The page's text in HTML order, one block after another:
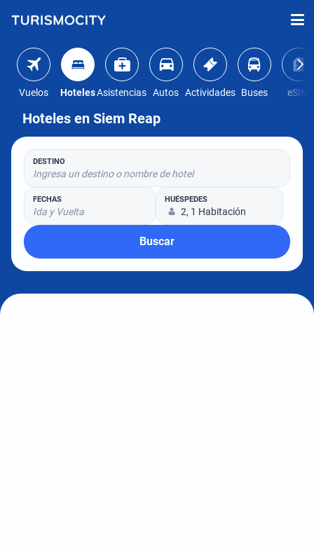
Vuelos HotelesAsistencias Autos Actividades Buses eSIM
Hoteles en Siem Reap
DESTINO
Ingresa un destino o nombre de hotel
FECHAS
Ida y Vuelta
HUÉSPEDES
2, 1 Habitación
Buscar